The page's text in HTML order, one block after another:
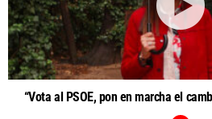
“Vota al PSOE, pon en marcha el